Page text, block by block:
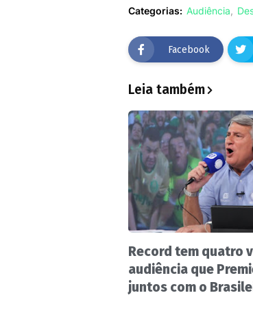
Categorias: Audiência
Facebook
Leia também
Record tem quatro
audiência que
juntos com o